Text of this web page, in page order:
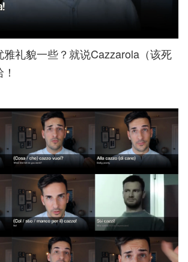
礼貌一些？就说Cazzarola（该死